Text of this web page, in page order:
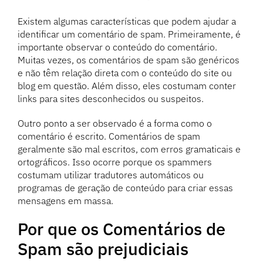
Existem algumas características que podem ajudar a
identificar um comentário de spam. Primeiramente, é
importante observar o conteúdo do comentário.
Muitas vezes, os comentários de spam são genéricos
e não têm relação direta com o conteúdo do site ou
blog em questão. Além disso, eles costumam conter
links para sites desconhecidos ou suspeitos.
Outro ponto a ser observado é a forma como o
comentário é escrito. Comentários de spam
geralmente são mal escritos, com erros gramaticais e
ortográficos. Isso ocorre porque os spammers
costumam utilizar tradutores automáticos ou
programas de geração de conteúdo para criar essas
mensagens em massa.
Por que os Comentários de
Spam são prejudiciais